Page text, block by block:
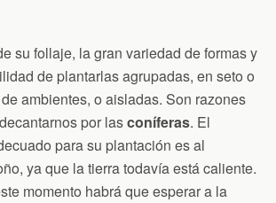
su follaje, la gran variedad de formas y
de plantarlas agrupadas, en seto o
ambientes, o aisladas. Son razones
por lasconíferas. El
para su plantación es al
ya que la tierra todavía está caliente.
momento habrá que esperar a la